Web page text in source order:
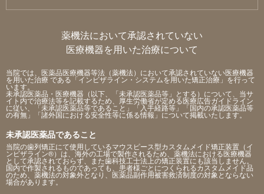
薬機法において承認されていない
医療機器を用いた治療について
当院では、医薬品医療機器等法（薬機法）において承認されていない医療機器
を用いた治療 である「インビザライン・システムを用いた矯正治療」を行って
います。
未承認医薬品・医療機器（以下、「未承認医薬品等」とする）について、当サ
イト内で治療法等を記載するため、厚生労働省が定める医療広告ガイドライン
に従い、「未承認医薬品等であること」「入手経路等」「国内の承認医薬品等
の有無」「諸外国における安全性等に係る情報」について掲載いたします。
未承認医薬品であること
当院の歯列矯正にて使用しているマウスピース型カスタムメイド矯正装置（イ
ンビザライン®）は、海外の工場で製作されるため、薬機法における医療機器
として承認されておらず、また歯科技工士法上の矯正装置にも該当しません。
国内で作製されるものであっても、患者様ごとにつくられるカスタムメイド品
のため、薬機法の対象外となり、医薬品副作用被害救済制度の対象とならない
場合があります。